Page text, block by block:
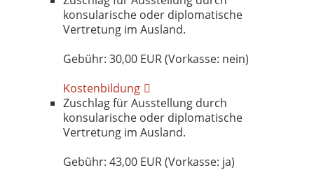
konsularische oder diplomatische
Vertretung im Ausland.
Gebühr: 30,00 EUR (Vorkasse: nein)
Kostenbildung
Zuschlag für Ausstellung durch
konsularische oder diplomatische
Vertretung im Ausland.
Gebühr: 43,00 EUR (Vorkasse: ja)